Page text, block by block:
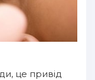
це привід